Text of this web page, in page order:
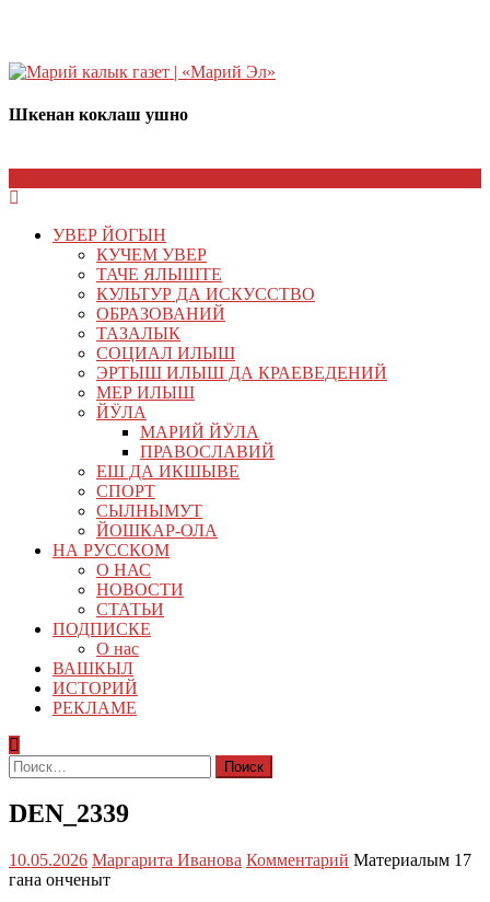
Шкенан коклаш ушно
УВЕР ЙОГЫН
КУЧЕМ УВЕР
ТАЧЕ ЯЛЫШТЕ
КУЛЬТУР ДА ИСКУССТВО
ОБРАЗОВАНИЙ
ТАЗАЛЫК
СОЦИАЛ ИЛЫШ
ЭРТЫШ ИЛЫШ ДА КРАЕВЕДЕНИЙ
МЕР ИЛЫШ
ЙӰЛА
МАРИЙ ЙӰЛА
ПРАВОСЛАВИЙ
ЕШ ДА ИКШЫВЕ
СПОРТ
СЫЛНЫМУТ
ЙОШКАР-ОЛА
НА РУССКОМ
О НАС
НОВОСТИ
СТАТЬИ
ПОДПИСКЕ
О нас
ВАШКЫЛ
ИСТОРИЙ
РЕКЛАМЕ
Найти:
DEN_2339
10.05.2026 Маргарита Иванова Комментарий Материалым 17
гана онченыт